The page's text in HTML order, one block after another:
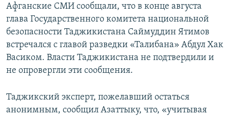
Афганские СМИ сообщали, что в конце августа
глава Государственного комитета национальной
безопасности Таджикистана Саймуддин Ятимов
встречался с главой разведки «Талибана» Абдул Хак
Васиком. Власти Таджикистана не подтвердили и
не опровергли эти сообщения.
Таджикский эксперт, пожелавший остаться
анонимным, сообщил Азаттыку, что, «учитывая